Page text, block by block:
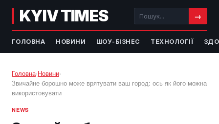
KYIV TIMES →
ГОЛОВНА НОВИНИ ШОУ-БІЗНЕС ТЕХНОЛОГІЇ
Головна›Новини›
Звичайне борошно може врятувати ваш город: ось як його можна
використовувати
NEWS